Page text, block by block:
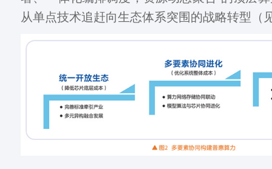
从单点技术追赶向生态体系突围的战略转型（